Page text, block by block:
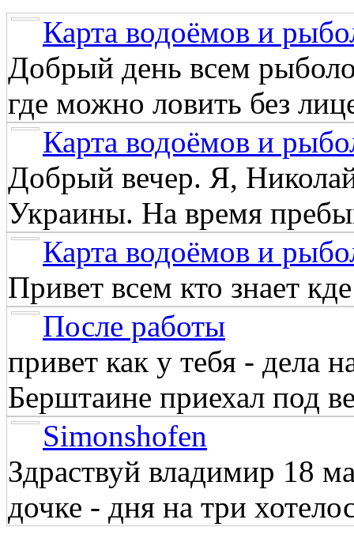
Карта водоёмов и
Добрый день всем
где можно ловить без
Карта водоёмов и
Добрый вечер. Я,
Украины. На время
Карта водоёмов и
Привет всем кто знает
После работы
привет как у тебя - дела
Берштаине приехал под
Simonshofen
Здраствуй владимир 18
дочке - дня на три